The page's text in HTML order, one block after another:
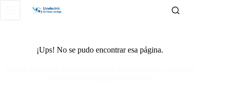
¡Ups! No se pudo encontrar esa página.